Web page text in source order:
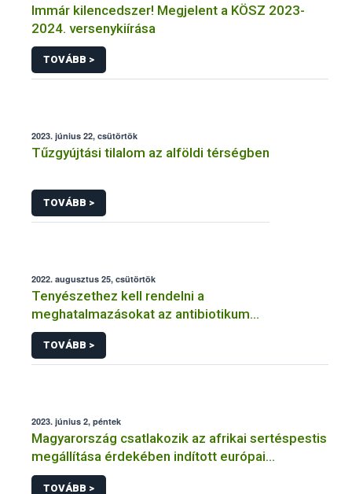
Immár kilencedszer! Megjelent a KÖSZ 2023-
2024. versenykiírása
TOVÁBB >
2023. június 22, csütörtök
Tűzgyújtási tilalom az alföldi térségben
TOVÁBB >
2022. augusztus 25, csütörtök
Tenyészethez kell rendelni a
meghatalmazásokat az antibiotikum
felhasználás jelentési rendszerben
TOVÁBB >
2023. június 2, péntek
Magyarország csatlakozik az afrikai sertéspestis
megállítása érdekében indított európai
kampányhoz (#StopASF)
TOVÁBB >